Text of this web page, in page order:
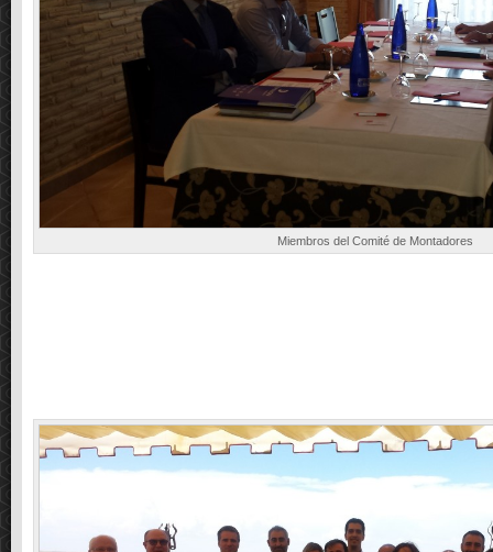
Miembros del Comité de Montadores